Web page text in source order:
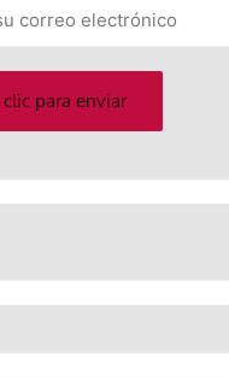
clic para enviar